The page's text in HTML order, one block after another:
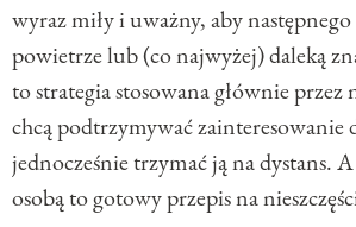
wyraz miły i uważny, aby
powietrze lub (co najwyżej) daleką
to strategia stosowana głównie
chcą podtrzymywać zainteresowanie
jednocześnie trzymać ją na dystans.
osobą to gotowy przepis na